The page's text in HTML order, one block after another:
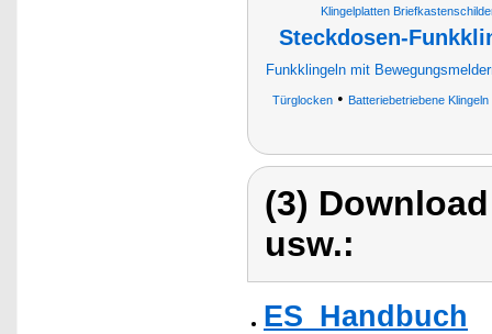
Klingelplatten
Steckdosen-
Funkklingeln mit
Türglocken• Batteriebetriebene Klingeln
(3)
usw.:
ES_Handbuch